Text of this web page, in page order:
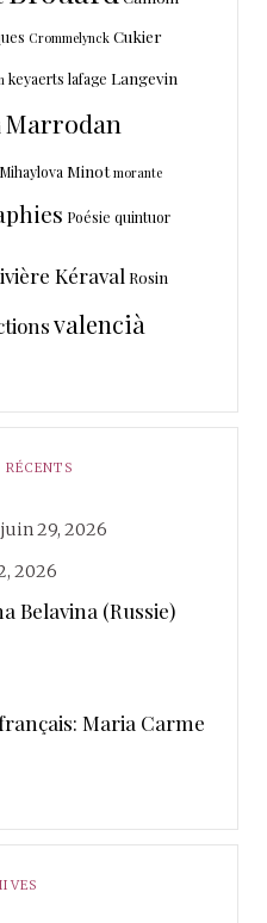
Crommelynck Cukier
keyaerts lafage Langevin
Marrodan
Mihaylova Minot morante
Poésie quintuor
Kéraval Rosin
valencià
juin 29, 2026
2026
Belavina (Russie)
Maria Carme